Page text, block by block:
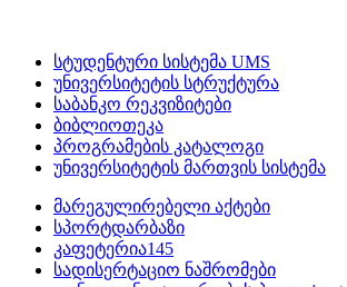
სტუდენტური სისტემა UMS
უნივერსიტეტის სტრუქტურა
საბანკო რეკვიზიტები
ბიბლიოთეკა
პროგრამების კატალოგი
უნივერსიტეტის მართვის სისტემა
მარეგულირებელი აქტები
სპორტდარბაზი
კაფეტერია145
სადისერტაციო ნაშრომები